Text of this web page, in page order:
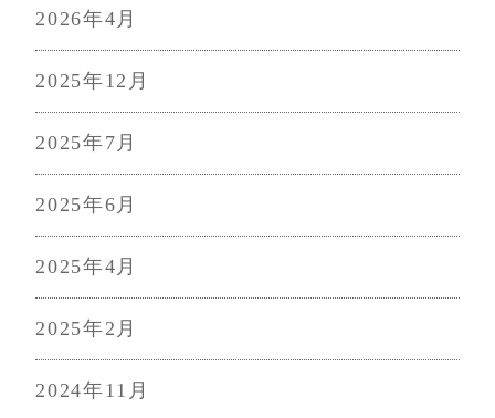
2026年4月
2025年12月
2025年7月
2025年6月
2025年4月
2025年2月
2024年11月